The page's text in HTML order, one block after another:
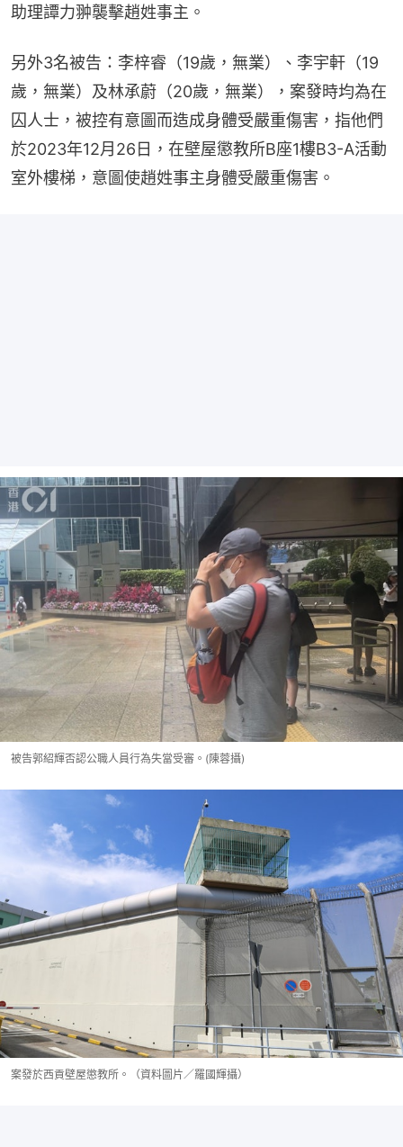
助理譚力翀襲擊趙姓事主。
另外3名被告：李梓睿（19歲，無業）、李宇軒（19
歲，無業）及林承蔚（20歲，無業），案發時均為在
囚人士，被控有意圖而造成身體受嚴重傷害，指他們
於2023年12月26日，在壁屋懲教所B座1樓B3-A活動
室外樓梯，意圖使趙姓事主身體受嚴重傷害。
被告郭紹輝否認公職人員行為失當受審。(陳蓉攝)
案發於西貢壁屋懲教所。（資料圖片／羅國輝攝）